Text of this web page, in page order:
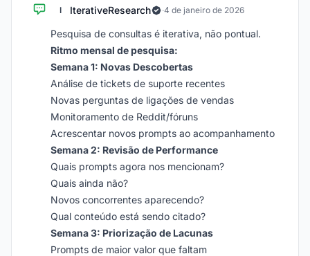
I IterativeResearch ·4 de janeiro de 2026
Pesquisa de consultas é iterativa, não pontual.
Ritmo mensal de pesquisa:
Semana 1: Novas Descobertas
Análise de tickets de suporte recentes
Novas perguntas de ligações de vendas
Monitoramento de Reddit/fóruns
Acrescentar novos prompts ao acompanhamento
Semana 2: Revisão de Performance
Quais prompts agora nos mencionam?
Quais ainda não?
Novos concorrentes aparecendo?
Qual conteúdo está sendo citado?
Semana 3: Priorização de Lacunas
Prompts de maior valor que faltam